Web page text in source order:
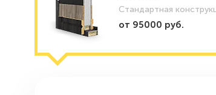
Стандартная
от 95000 руб.